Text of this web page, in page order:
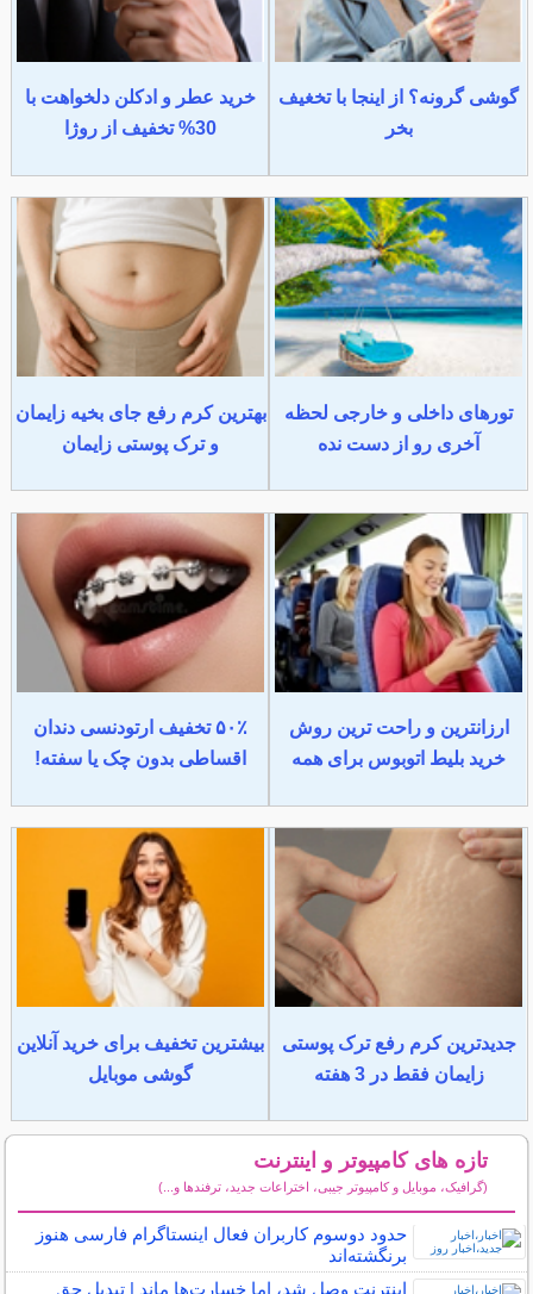
گوشی گرونه؟ از اینجا با تخغیف
بخر
خرید عطر و ادکلن دلخواهت با
30% تخفیف از روژا
تورهای داخلی و خارجی لحظه
آخری رو از دست نده
بهترین کرم رفع جای بخیه زایمان
و ترک پوستی زایمان
ارزانترین و راحت ترین روش
خرید بلیط اتوبوس برای همه
۵۰٪ تخفیف ارتودنسی دندان
اقساطی بدون چک یا سفته!
جدیدترین کرم رفع ترک پوستی
زایمان فقط در 3 هفته
بیشترین تخفیف برای خرید آنلاین
گوشی موبایل
تازه های کامپیوتر و اینترنت
(گرافیک، موبایل و کامپیوتر جیبی، اختراعات جدید، ترفندها و...)
حدود دوسوم کاربران فعال اینستاگرام فارسی هنوز
برنگشته‌اند
اینترنت وصل شد، اما خسارت‌ها ماند | تبدیل حق